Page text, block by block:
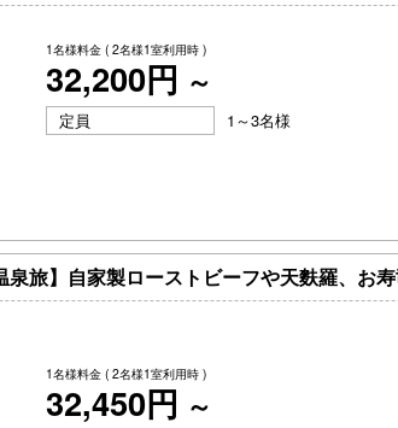
1名様料金 ( 2名様1室利用時 )
32,200円 ～
定員 1～3名様
泉旅】自家製ローストビーフや天麩羅、お
1名様料金 ( 2名様1室利用時 )
32,450円 ～